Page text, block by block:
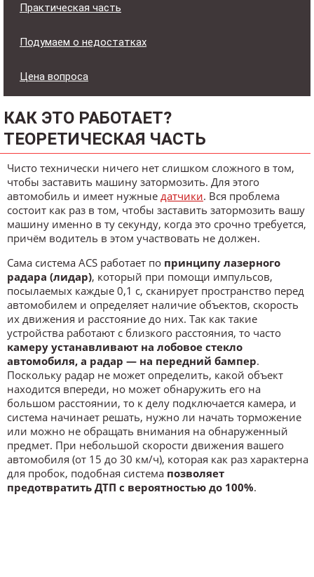
Практическая часть
Подумаем о недостатках
Цена вопроса
КАК ЭТО РАБОТАЕТ?
ТЕОРЕТИЧЕСКАЯ ЧАСТЬ
Чисто технически ничего нет слишком сложного в том,
чтобы заставить машину затормозить. Для этого
автомобиль и имеет нужные датчики. Вся проблема
состоит как раз в том, чтобы заставить затормозить вашу
машину именно в ту секунду, когда это срочно требуется,
причём водитель в этом участвовать не должен.
Сама система ACS работает по принципу лазерного
радара (лидар), который при помощи импульсов,
посылаемых каждые 0,1 с, сканирует пространство перед
автомобилем и определяет наличие объектов, скорость
их движения и расстояние до них. Так как такие
устройства работают с близкого расстояния, то часто
камеру устанавливают на лобовое стекло
автомобиля, а радар — на передний бампер.
Поскольку радар не может определить, какой объект
находится впереди, но может обнаружить его на
большом расстоянии, то к делу подключается камера, и
система начинает решать, нужно ли начать торможение
или можно не обращать внимания на обнаруженный
предмет. При небольшой скорости движения вашего
автомобиля (от 15 до 30 км/ч), которая как раз характерна
для пробок, подобная система позволяет
предотвратить ДТП с вероятностью до 100%.